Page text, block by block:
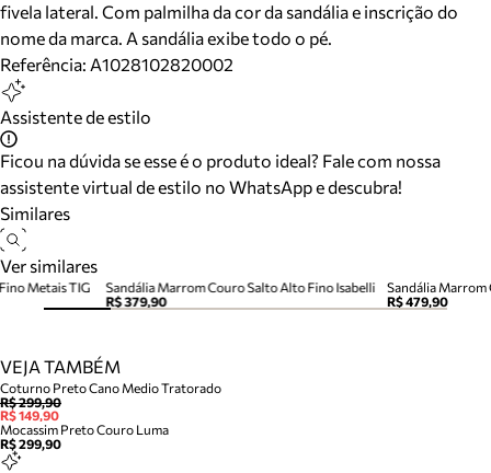
fivela lateral. Com palmilha da cor da sandália e inscrição do
nome da marca. A sandália exibe todo o pé.
Referência: A1028102820002
Assistente de estilo
Ficou na dúvida se esse é o produto ideal? Fale com nossa
assistente virtual de estilo no WhatsApp e descubra!
Similares
Ver similares
Sandália Marrom Couro Salto Alto Fino Isabelli
R$ 379,90
Sandália Marrom
R$ 479,90
Metais TIG
VEJA TAMBÉM
Coturno Preto Cano Medio Tratorado
R$ 299,90
R$ 149,90
Mocassim Preto Couro Luma
R$ 299,90